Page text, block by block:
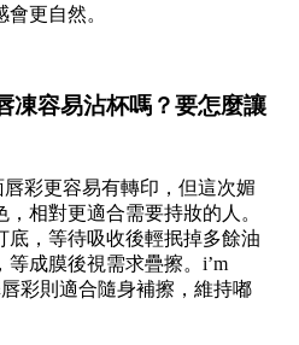
更自然。
凍容易沾杯嗎？要怎麼讓
彩更容易有轉印，但這次媚
相對更適合需要持妝的人。
底，等待吸收後輕抿掉多餘油
成膜後視需求疊擦。i’m
彩則適合隨身補擦，維持嘟